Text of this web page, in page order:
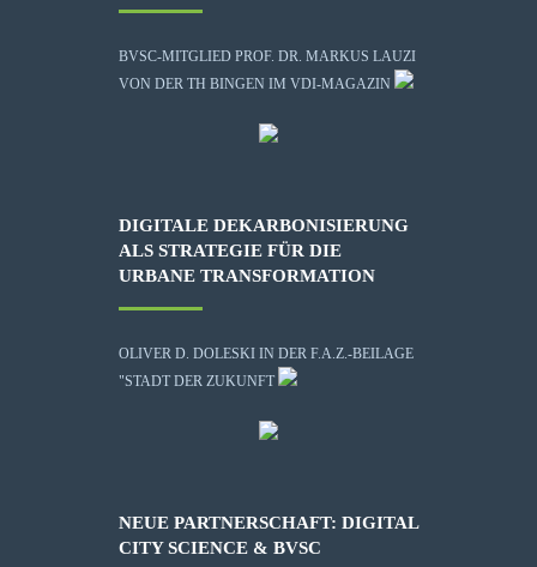
BVSC-MITGLIED PROF. DR. MARKUS LAUZI
VON DER TH BINGEN IM VDI-MAGAZIN
DIGITALE DEKARBONISIERUNG
ALS STRATEGIE FÜR DIE
URBANE TRANSFORMATION
OLIVER D. DOLESKI IN DER F.A.Z.-BEILAGE
"STADT DER ZUKUNFT
NEUE PARTNERSCHAFT: DIGITAL
CITY SCIENCE & BVSC